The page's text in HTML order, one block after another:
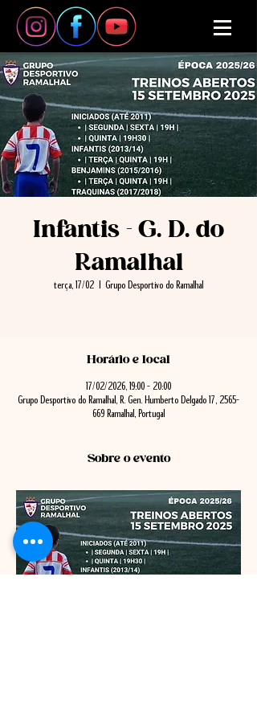
Infantis - G. D. do
Ramalhal
terça, 17/02 Grupo Desportivo do Ramalhal
Horário e local
17/02/2026, 19:00 – 20:00
Grupo Desportivo do Ramalhal, R. Gen. Humberto Delgado 17, 2565-
669 Ramalhal, Portugal
Sobre o evento